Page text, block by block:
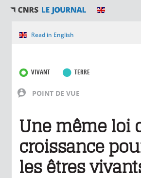
Vous êtes ici
Read in English
POINT DE VUE
VIVANT TERRE
Une même loi
croissance
les êtres